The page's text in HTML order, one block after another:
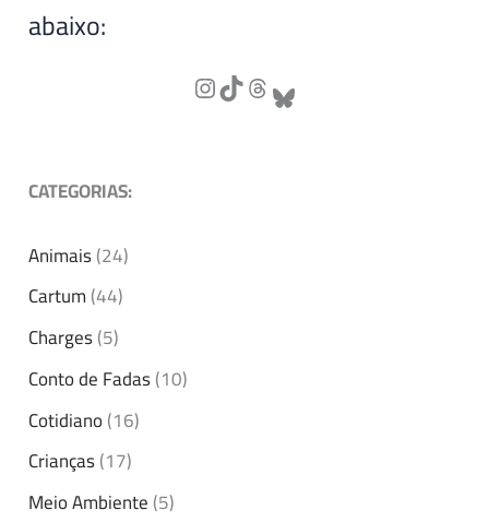
abaixo:
CATEGORIAS:
Animais(24)
Cartum(44)
Charges(5)
Conto de Fadas(10)
Cotidiano(16)
Crianças(17)
Meio Ambiente(5)